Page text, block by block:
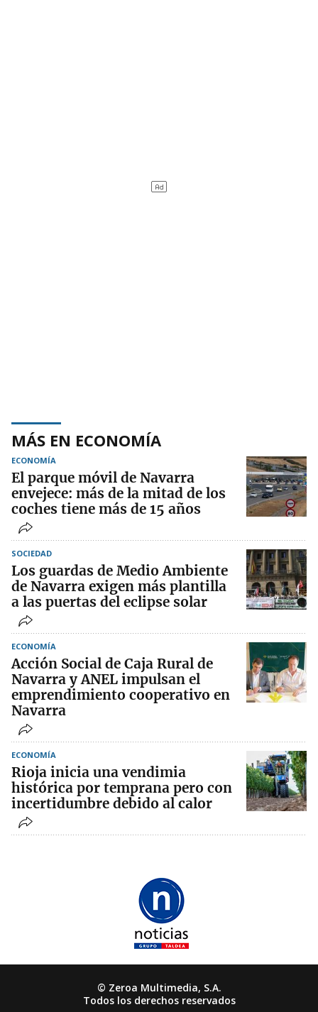
MÁS EN ECONOMÍA
ECONOMÍA
El parque móvil de Navarra
envejece: más de la mitad de los
coches tiene más de 15 años
SOCIEDAD
Los guardas de Medio Ambiente
de Navarra exigen más plantilla
a las puertas del eclipse solar
ECONOMÍA
Acción Social de Caja Rural de
Navarra y ANEL impulsan el
emprendimiento cooperativo en
Navarra
ECONOMÍA
Rioja inicia una vendimia
histórica por temprana pero con
incertidumbre debido al calor
© Zeroa Multimedia, S.A.
Todos los derechos reservados